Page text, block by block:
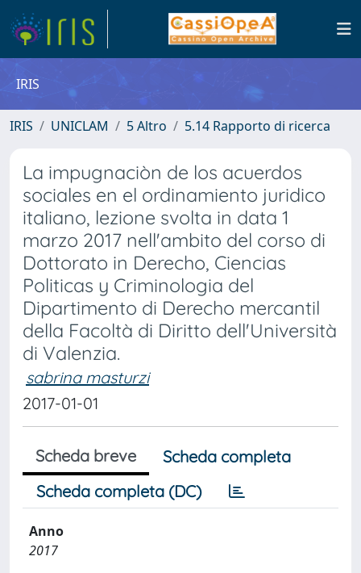
IRIS
IRIS UNICLAM 5 Altro 5.14 Rapporto di ricerca
La impugnaciòn de los acuerdos
sociales en el ordinamiento juridico
italiano, lezione svolta in data 1
marzo 2017 nell'ambito del corso di
Dottorato in Derecho, Ciencias
Politicas y Criminologia del
Dipartimento di Derecho mercantil
della Facoltà di Diritto dell'Università
di Valenzia.
sabrina masturzi
2017-01-01
Scheda breve
Scheda completa
Scheda completa (DC)
Anno
2017